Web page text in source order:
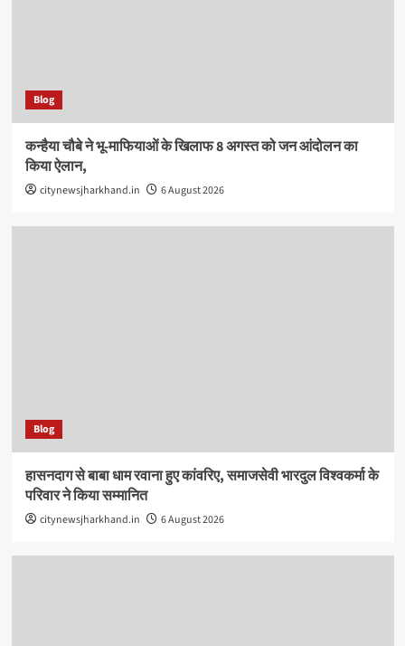
Blog
कन्हैया चौबे ने भू-माफियाओं के खिलाफ 8 अगस्त को जन आंदोलन का
किया ऐलान,
citynewsjharkhand.in 6 August 2026
Blog
हासनदाग से बाबा धाम रवाना हुए कांवरिए, समाजसेवी भारदुल विश्वकर्मा के
परिवार ने किया सम्मानित
citynewsjharkhand.in 6 August 2026